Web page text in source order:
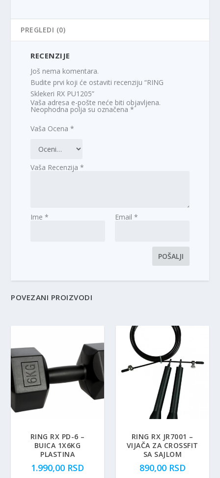
PREGLEDI (0)
RECENZIJE
Još nema komentara.
Budite prvi koji će ostaviti recenziju “RING
Sklekeri RX PU1205”
Vaša adresa e-pošte neće biti objavljena.
Neophodna polja su označena*
Vaša Ocena*
Vaša Recenzija*
Ime* Email *
POVEZANI PROIZVODI
RING RX PD-6 –
BUICA 1X6KG
PLASTINA
1.990,00 RSD
RING RX JR7001 –
VIJAČA ZA CROSSFIT
SA SAJLOM
890,00 RSD